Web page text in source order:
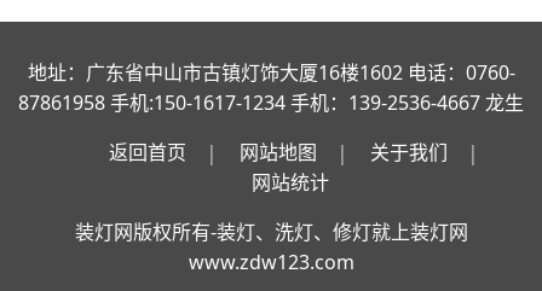
地址：广东省中山市古镇灯饰大厦16楼1602 电话：0760-
87861958 手机:150-1617-1234 手机：139-2536-4667 龙生
返回首页
网站地图
关于我们
网站统计
装灯网版权所有-装灯、洗灯、修灯就上装灯网
www.zdw123.com